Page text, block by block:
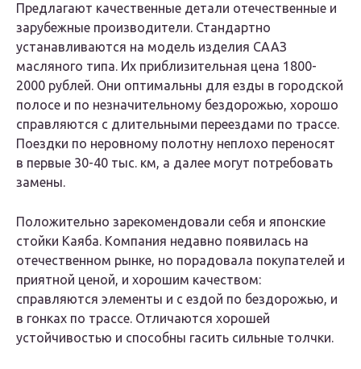
Предлагают качественные детали отечественные и
зарубежные производители. Стандартно
устанавливаются на модель изделия СААЗ
масляного типа. Их приблизительная цена 1800-
2000 рублей. Они оптимальны для езды в городской
полосе и по незначительному бездорожью, хорошо
справляются с длительными переездами по трассе.
Поездки по неровному полотну неплохо переносят
в первые 30-40 тыс. км, а далее могут потребовать
замены.
Положительно зарекомендовали себя и японские
стойки Каяба. Компания недавно появилась на
отечественном рынке, но порадовала покупателей и
приятной ценой, и хорошим качеством:
справляются элементы и с ездой по бездорожью, и
в гонках по трассе. Отличаются хорошей
устойчивостью и способны гасить сильные толчки.